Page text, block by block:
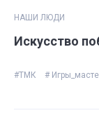
НАШИ ЛЮДИ
Искусство
#ТМК #